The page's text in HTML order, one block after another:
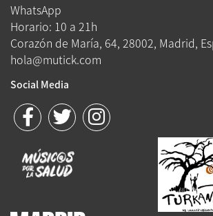
WhatsApp
Horario: 10 a 21h
Corazón de María, 64, 28002, Madrid,
hola@mutick.com
Social Media